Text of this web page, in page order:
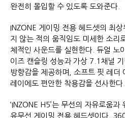
완전히 몰입할 수 있도록 도와준다.
INZONE 게이밍 전용 헤드셋의 최상
지 않는 적의 움직임도 미세한 소리
체적인 사운드를 실현한다. 듀얼 노
이즈 캔슬링 성능과 가상 7.1채널
방향감을 제공하며, 소프트 핏 레더
레이에도 편안한 착용감을 선사한다.
‘INZONE H5’는 무선의 자유로움
유무선 게이밍 전용 헤드셋이다.